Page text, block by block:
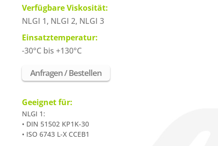
Verfügbare Viskosität:
NLGI 1, NLGI 2, NLGI 3
Einsatztemperatur:
-30°C bis +130°C
Anfragen / Bestellen
Geeignet für:
NLGI 1:
• DIN 51502 KP1K-30
• ISO 6743 L-X CCEB1